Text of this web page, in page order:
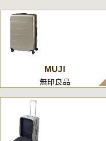
MUJI
無印良品